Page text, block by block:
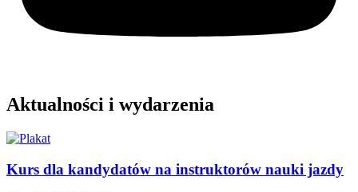
Aktualności i wydarzenia
Kurs dla kandydatów na instruktorów nauki jazdy